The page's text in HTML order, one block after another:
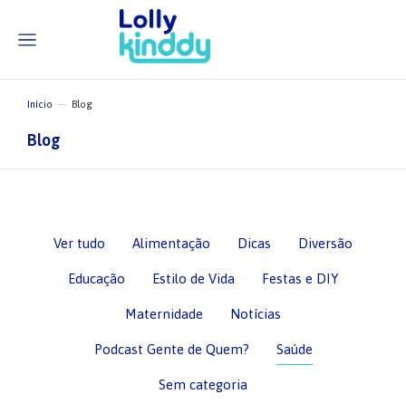
Você está aqui:
Início Blog
Blog
Ver tudo Alimentação Dicas Diversão
Educação Estilo de Vida Festas e DIY
Maternidade Notícias
Podcast Gente de Quem? Saúde
Sem categoria